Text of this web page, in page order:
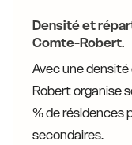
Densité et
Comte-Robert.
Avec une
Robert organise
% de résidences
secondaires.